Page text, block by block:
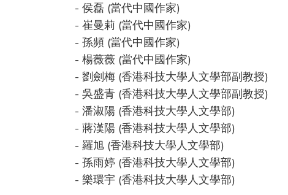
- 侯磊 (當代中國作家)
- 崔曼莉 (當代中國作家)
- 孫頻 (當代中國作家)
- 楊薇薇 (當代中國作家)
- 劉劍梅 (香港科技大學人文學部副教授)
- 吳盛青 (香港科技大學人文學部副教授)
- 潘淑陽 (香港科技大學人文學部)
- 蔣漢陽 (香港科技大學人文學部)
- 羅旭 (香港科技大學人文學部)
- 孫雨婷 (香港科技大學人文學部)
- 樂環宇 (香港科技大學人文學部)